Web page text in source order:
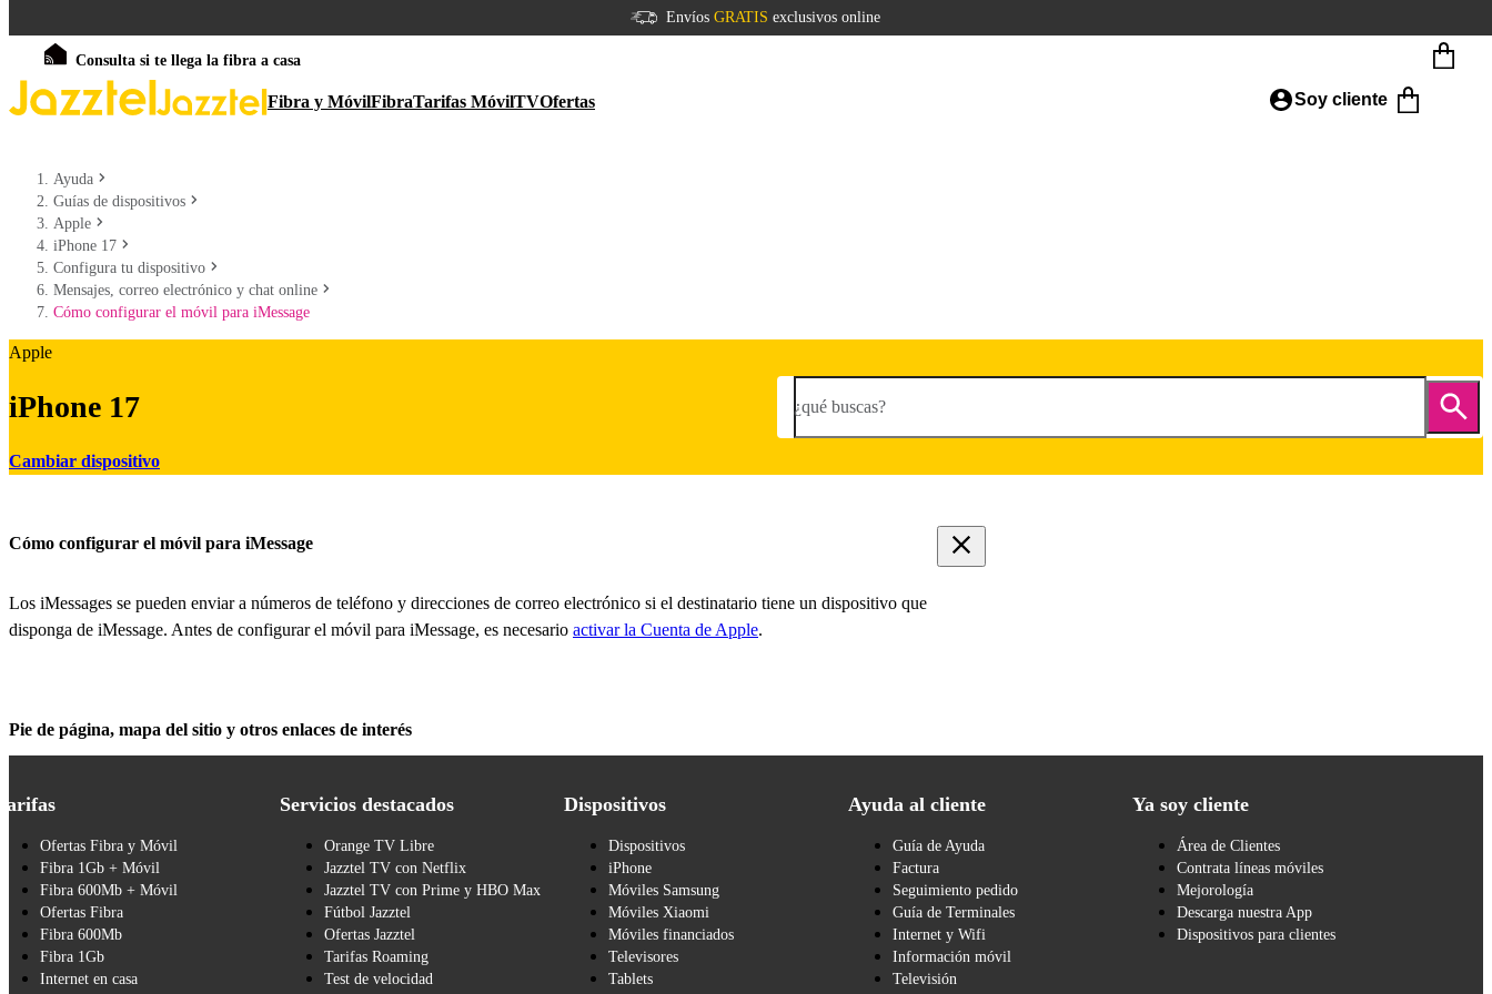
Envíos GRATIS exclusivos online
Consulta si te llega la fibra a casa
Fibra y MóvilFibraTarifas MóvilTVOfertas Soy cliente
Ayuda
Guías de dispositivos
Apple
iPhone 17
Configura tu dispositivo
Mensajes, correo electrónico y chat online
Cómo configurar el móvil para iMessage
Apple
iPhone 17
Cambiar dispositivo
¿qué buscas?
Cómo configurar el móvil para iMessage
Los iMessages se pueden enviar a números de teléfono y direcciones de correo electrónico si el destinatario tiene un dispositivo que
disponga de iMessage. Antes de configurar el móvil para iMessage, es necesario activar la Cuenta de Apple.
Pie de página, mapa del sitio y otros enlaces de interés
Ofertas Fibra y Móvil
Fibra 1Gb + Móvil
Fibra 600Mb + Móvil
Ofertas Fibra
Fibra 600Mb
Fibra 1Gb
Internet en casa
Servicios destacados
Orange TV Libre
Jazztel TV con Netflix
Jazztel TV con Prime y HBO Max
Fútbol Jazztel
Ofertas Jazztel
Tarifas Roaming
Test de velocidad
Dispositivos
Dispositivos
iPhone
Móviles Samsung
Móviles Xiaomi
Móviles financiados
Televisores
Tablets
Ayuda al cliente
Guía de Ayuda
Factura
Seguimiento pedido
Guía de Terminales
Internet y Wifi
Información móvil
Televisión
Ya soy cliente
Área de Clientes
Contrata líneas móviles
Mejorología
Descarga nuestra App
Dispositivos para clientes